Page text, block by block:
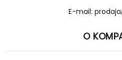
E-mail:
O